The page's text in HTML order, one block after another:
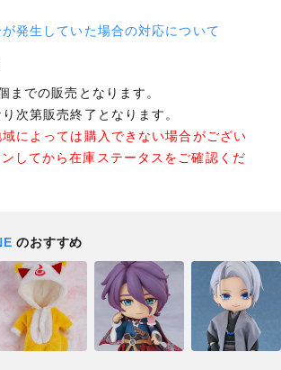
発生していた場合の対応について
までの販売となります。
次第販売終了となります。
によっては購入できない場合がござい
してから在庫ステータスをご確認くだ
のおすすめ